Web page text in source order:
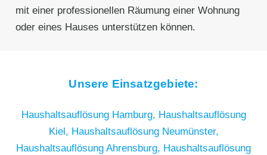
mit einer professionellen Räumung einer Wohnung
oder eines Hauses unterstützen können.
Unsere Einsatzgebiete:
Haushaltsauflösung Hamburg, Haushaltsauflösung
Kiel, Haushaltsauflösung Neumünster,
Haushaltsauflösung Ahrensburg, Haushaltsauflösung